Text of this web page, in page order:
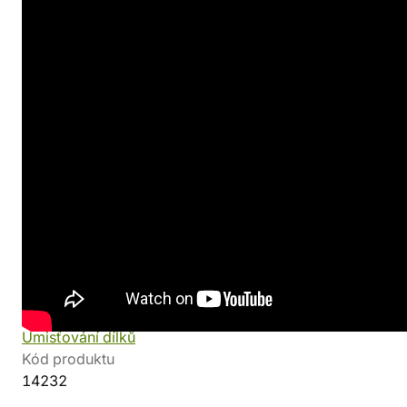
Herní princip
Rozmístění pracovní síly
Umisťování dílků
Kód produktu
14232